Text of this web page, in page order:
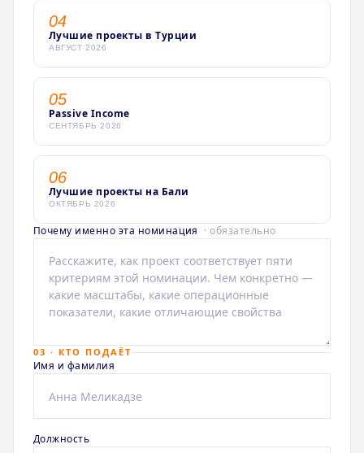
04
Лучшие проекты в Турции
АВГУСТ 2026
05
Passive Income
СЕНТЯБРЬ 2026
06
Лучшие проекты на Бали
ОКТЯБРЬ 2026
Почему именно эта номинация · обязательно
03 · КТО ПОДАЁТ
Имя и фамилия
Должность